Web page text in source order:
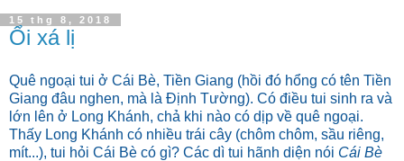
15 thg 8, 2018
Ổi xá lị
Quê ngoại tui ở Cái Bè, Tiền Giang (hồi đó hổng có tên Tiền
Giang đâu nghen, mà là Định Tường). Có điều tui sinh ra và
lớn lên ở Long Khánh, chả khi nào có dịp về quê ngoại.
Thấy Long Khánh có nhiều trái cây (chôm chôm, sầu riêng,
mít...), tui hỏi Cái Bè có gì? Các dì tui hãnh diện nói Cái Bè